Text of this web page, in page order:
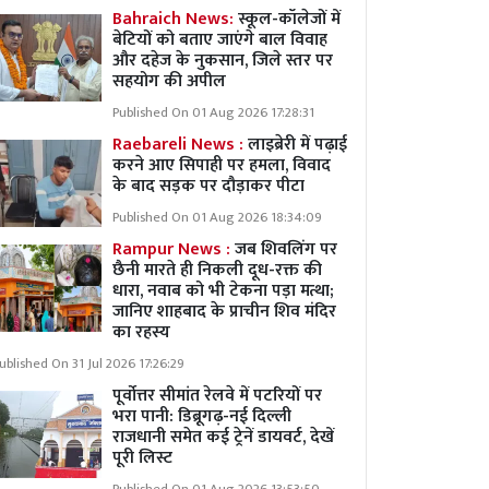
Bahraich News:स्कूल-कॉलेजों में
बेटियों को बताए जाएंगे बाल विवाह
और दहेज के नुकसान, जिले स्तर पर
सहयोग की अपील
Published On 01 Aug 2026 17:28:31
Raebareli News :लाइब्रेरी में पढ़ाई
करने आए सिपाही पर हमला, विवाद
के बाद सड़क पर दौड़ाकर पीटा
Published On 01 Aug 2026 18:34:09
Rampur News :जब शिवलिंग पर
छैनी मारते ही निकली दूध-रक्त की
धारा, नवाब को भी टेकना पड़ा मत्था;
जानिए शाहबाद के प्राचीन शिव मंदिर
का रहस्य
On 31 Jul 2026 17:26:29
पूर्वोत्तर सीमांत रेलवे में पटरियों पर
भरा पानी: डिब्रूगढ़-नई दिल्ली
राजधानी समेत कई ट्रेनें डायवर्ट, देखें
पूरी लिस्ट